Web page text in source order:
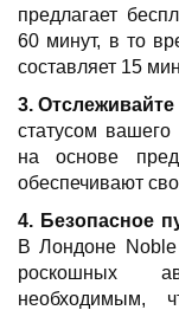
предлагает
60 минут, в то
составляет 15
3.
статусом
на основе
обеспечивают
4. Безопасное
В Лондоне Noble
роскошных
необходимым,